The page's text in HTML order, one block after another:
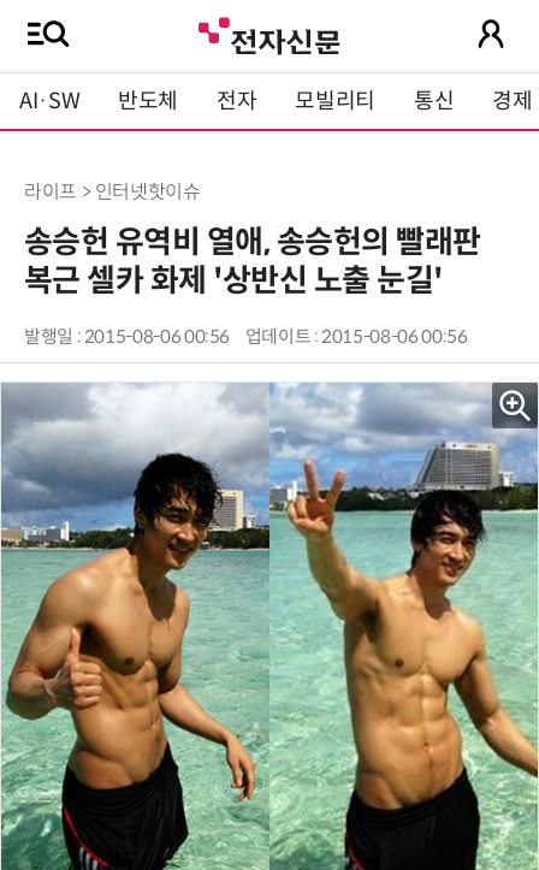
AI·SW 반도체 전자 모빌리티 통신 경제
라이프 > 인터넷핫이슈
송승헌 유역비 열애, 송승헌의 빨래판
복근 셀카 화제 '상반신 노출 눈길'
발행일 : 2015-08-06 00:56 업데이트 : 2015-08-06 00:56